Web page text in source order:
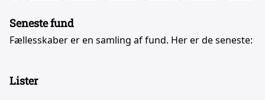
Seneste fund
Fællesskaber er en samling af fund. Her er de seneste:
Lister